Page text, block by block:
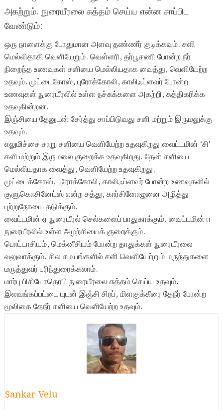
அகற்றும். நுரையீரலை சுத்தம் செய்ய என்ன சாப்பிட
வேண்டும்:
ஒரு நாளைக்கு போதுமான அளவு தண்ணீர் குடிக்கவும். சளி
மெல்லிதாகி வெளியேறும். வெள்ளரி, தர்பூசணி போன்ற நீர்
நிறைந்த உணவுகள் சளியை மெல்லியதாக வைத்து, வெளியேற்ற
உதவும். முட்டைகோஸ், புரோக்கோலி, காலிஃப்ளவர் போன்ற
உணவுகள் நுரையீரலில் உள்ள நச்சுக்களை அகற்றி, சுத்திகரிக்க
உதவுகின்றன.
இஞ்சியை தேனுடன் சேர்த்து சாப்பிடுவது சளி மற்றும் இருமலுக்கு
உதவும்.
எலுமிச்சை சாறு சளியை வெளியேற்ற உதவுகிறது.வைட்டமின் ‘சி’
சளி மற்றும் இருமலை குறைக்க உதவுகிறது. தேன் சளியை
மெல்லியதாக வைத்து, வெளியேற்ற உதவுகிறது.
முட்டைக்கோஸ், புரோக்கோலி, காலிஃப்ளவர் போன்ற உணவுகளில்
குளுகொசினேட்ஸ் என்ற சத்து, கார்சினோஜனை அழித்து
புற்றுநோயை தடுக்கும்.
வைட்டமின் ஏ நுரையீரல் செல்களைப் பாதுகாக்கும். வைட்டமின் ஈ
நுரையீரலில் உள்ள அழற்சியைக் குறைக்கும்.
பொட்டாசியம், மெக்னீசியம் போன்ற தாதுக்கள் நுரையீரலை
வலுவாக்கும். சில சமயங்களில் சளி வெளியேற்றும் மருந்துகளை
மருத்துவர் பரிந்துரைக்கலாம்.
மார்பு பிசியோதெரபி நுரையீரலை சுத்தம் செய்ய உதவும்.
இலவங்கப்பட்டை யுடன் இஞ்சி சிரப், மிளகுக்கீரை தேநீர் போன்ற
மூலிகை தேநீர் சளியை வெளியேற்ற உதவும்.
Sankar Velu